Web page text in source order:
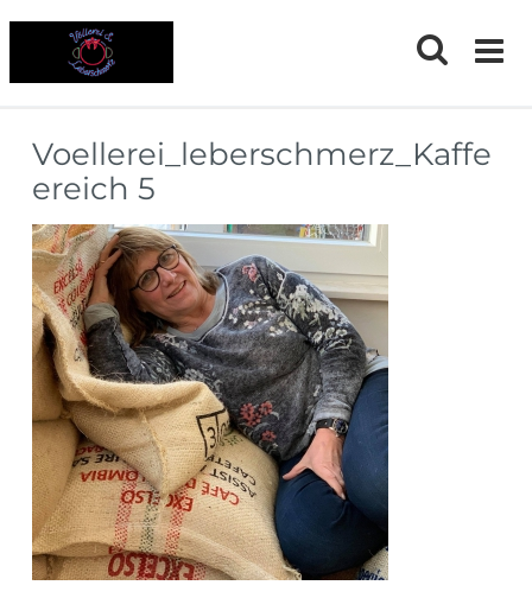
Voellerei_leberschmerz_Kaffe
ereich 5